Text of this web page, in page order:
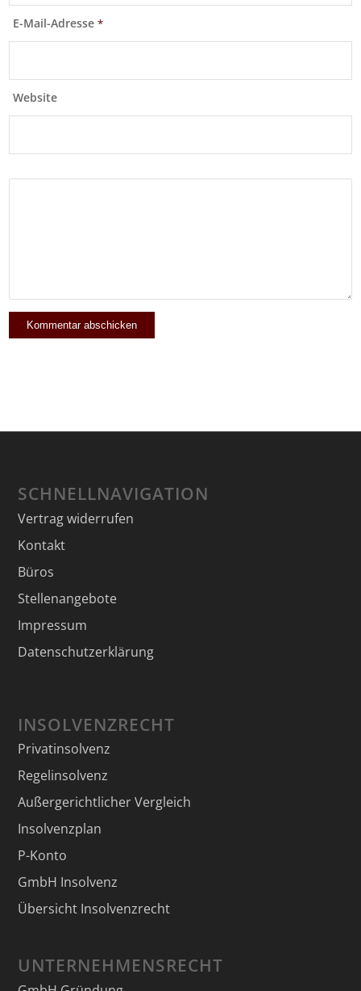
E-Mail-Adresse*
Website
SCHNELLNAVIGATION
Vertrag widerrufen
Kontakt
Büros
Stellenangebote
Impressum
Datenschutzerklärung
INSOLVENZRECHT
Privatinsolvenz
Regelinsolvenz
Außergerichtlicher Vergleich
Insolvenzplan
P-Konto
GmbH Insolvenz
Übersicht Insolvenzrecht
UNTERNEHMENSRECHT